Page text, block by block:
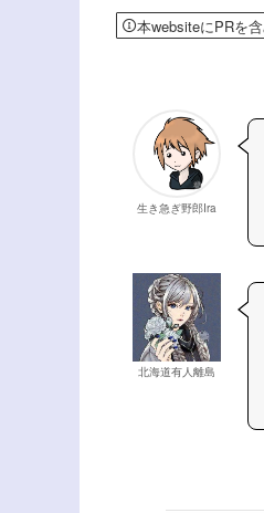
本websiteにPRを
生き急ぎ野郎Ira
北海道有人離島